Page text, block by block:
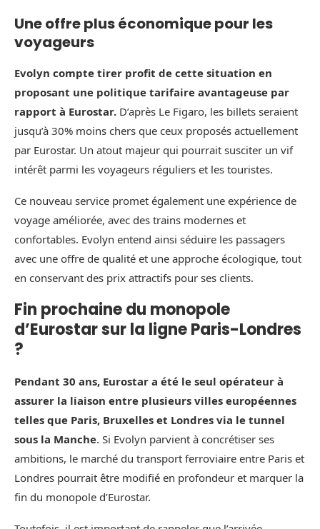
Une offre plus économique pour les
voyageurs
Evolyn compte tirer profit de cette situation en
proposant une politique tarifaire avantageuse par
rapport à Eurostar. D’après Le Figaro, les billets seraient
jusqu’à 30% moins chers que ceux proposés actuellement
par Eurostar. Un atout majeur qui pourrait susciter un vif
intérêt parmi les voyageurs réguliers et les touristes.
Ce nouveau service promet également une expérience de
voyage améliorée, avec des trains modernes et
confortables. Evolyn entend ainsi séduire les passagers
avec une offre de qualité et une approche écologique, tout
en conservant des prix attractifs pour ses clients.
Fin prochaine du monopole
d’Eurostar sur la ligne Paris-Londres
?
Pendant 30 ans, Eurostar a été le seul opérateur à
assurer la liaison entre plusieurs villes européennes
telles que Paris, Bruxelles et Londres via le tunnel
sous la Manche. Si Evolyn parvient à concrétiser ses
ambitions, le marché du transport ferroviaire entre Paris et
Londres pourrait être modifié en profondeur et marquer la
fin du monopole d’Eurostar.